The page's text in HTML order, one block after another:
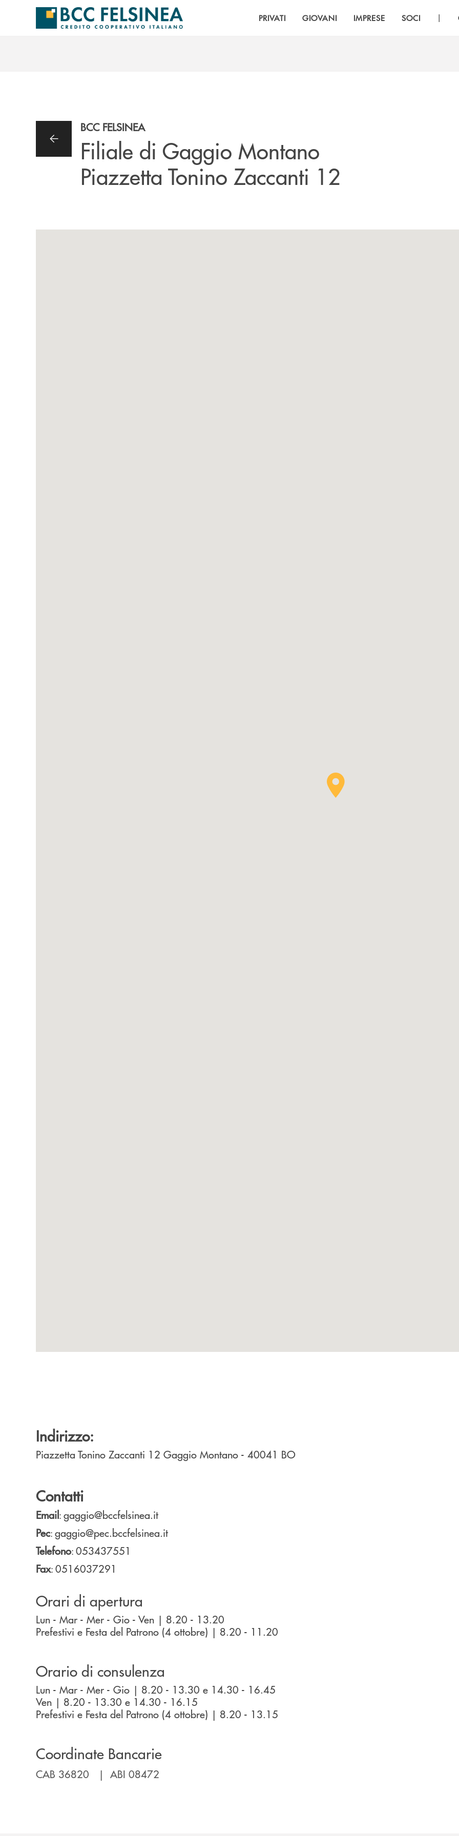
Salta al contenuto principale
PRIVATI GIOVANI IMPRESE SOCI |
BCC FELSINEA
Filiale di Gaggio Montano
Piazzetta Tonino Zaccanti 12
Indirizzo:
Piazzetta Tonino Zaccanti 12 Gaggio Montano - 40041 BO
Contatti
Email: gaggio@bccfelsinea.it
Pec: gaggio@pec.bccfelsinea.it
Telefono: 053437551
Fax: 0516037291
Orari di apertura
Lun - Mar - Mer - Gio - Ven | 8.20 - 13.20
Prefestivi e Festa del Patrono (4 ottobre) | 8.20 - 11.20
Orario di consulenza
Lun - Mar - Mer - Gio | 8.20 - 13.30 e 14.30 - 16.45
Ven | 8.20 - 13.30 e 14.30 - 16.15
Prefestivi e Festa del Patrono (4 ottobre) | 8.20 - 13.15
Coordinate Bancarie
CAB 36820 | ABI 08472